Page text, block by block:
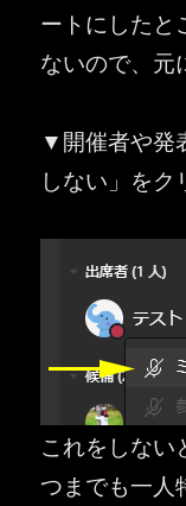
ートにしたと
ないので、元
▼開催者や発
しない」をク
これをしない
つまでも一人